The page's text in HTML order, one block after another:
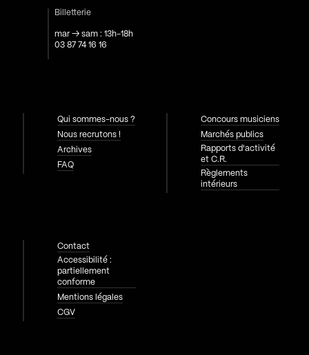
Billetterie
mar → sam : 13h-18h
03 87 74 16 16
Qui sommes-nous ?
Nous recrutons !
Archives
FAQ
Concours musiciens
Marchés publics
Rapports d'activité
et C.R.
Règlements
intérieurs
Contact
Accessibilité :
partiellement
conforme
Mentions légales
CGV